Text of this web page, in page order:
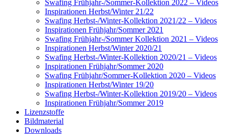
Swafing Frühjahr-/Sommer-Kollektion 2022 – Videos
Inspirationen Herbst/Winter 21/22
Swafing Herbst-/Winter-Kollektion 2021/22 – Videos
Inspirationen Frühjahr/Sommer 2021
Swafing Frühjahr-/Sommer Kollektion 2021 – Videos
Inspirationen Herbst/Winter 2020/21
Swafing Herbst-/Winter-Kollektion 2020/21 – Videos
Inspirationen Frühjahr/Sommer 2020
Swafing Frühjahr/Sommer-Kollektion 2020 – Videos
Inspirationen Herbst/Winter 19/20
Swafing Herbst-/Winter-Kollektion 2019/20 – Videos
Inspirationen Frühjahr/Sommer 2019
Lizenzstoffe
Bildmaterial
Downloads